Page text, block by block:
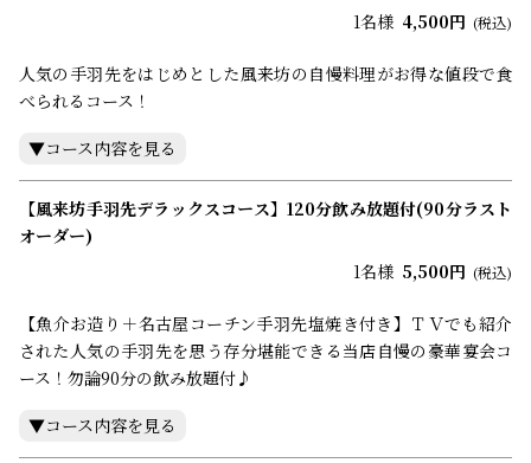
1名様 4,500円 (税込)
人気の手羽先をはじめとした風来坊の自慢料理がお得な値段で食
べられるコース！
コース内容（8品）
・鶏のレバ刺し風
・おまかせサラダ
・魚介お造り盛り合わせ
・ピザ（マルゲリータ）
・〆の一品
・デザート
★90分ラストオーダーの飲み放題付プランです。
【風来坊手羽先デラックスコース】120分飲み放題付(90分ラスト
オーダー)
1名様 5,500円 (税込)
【魚介お造り＋名古屋コーチン手羽先塩焼き付き】ＴＶでも紹介
された人気の手羽先を思う存分堪能できる当店自慢の豪華宴会コ
ース！勿論90分の飲み放題付♪
コース内容（9品）